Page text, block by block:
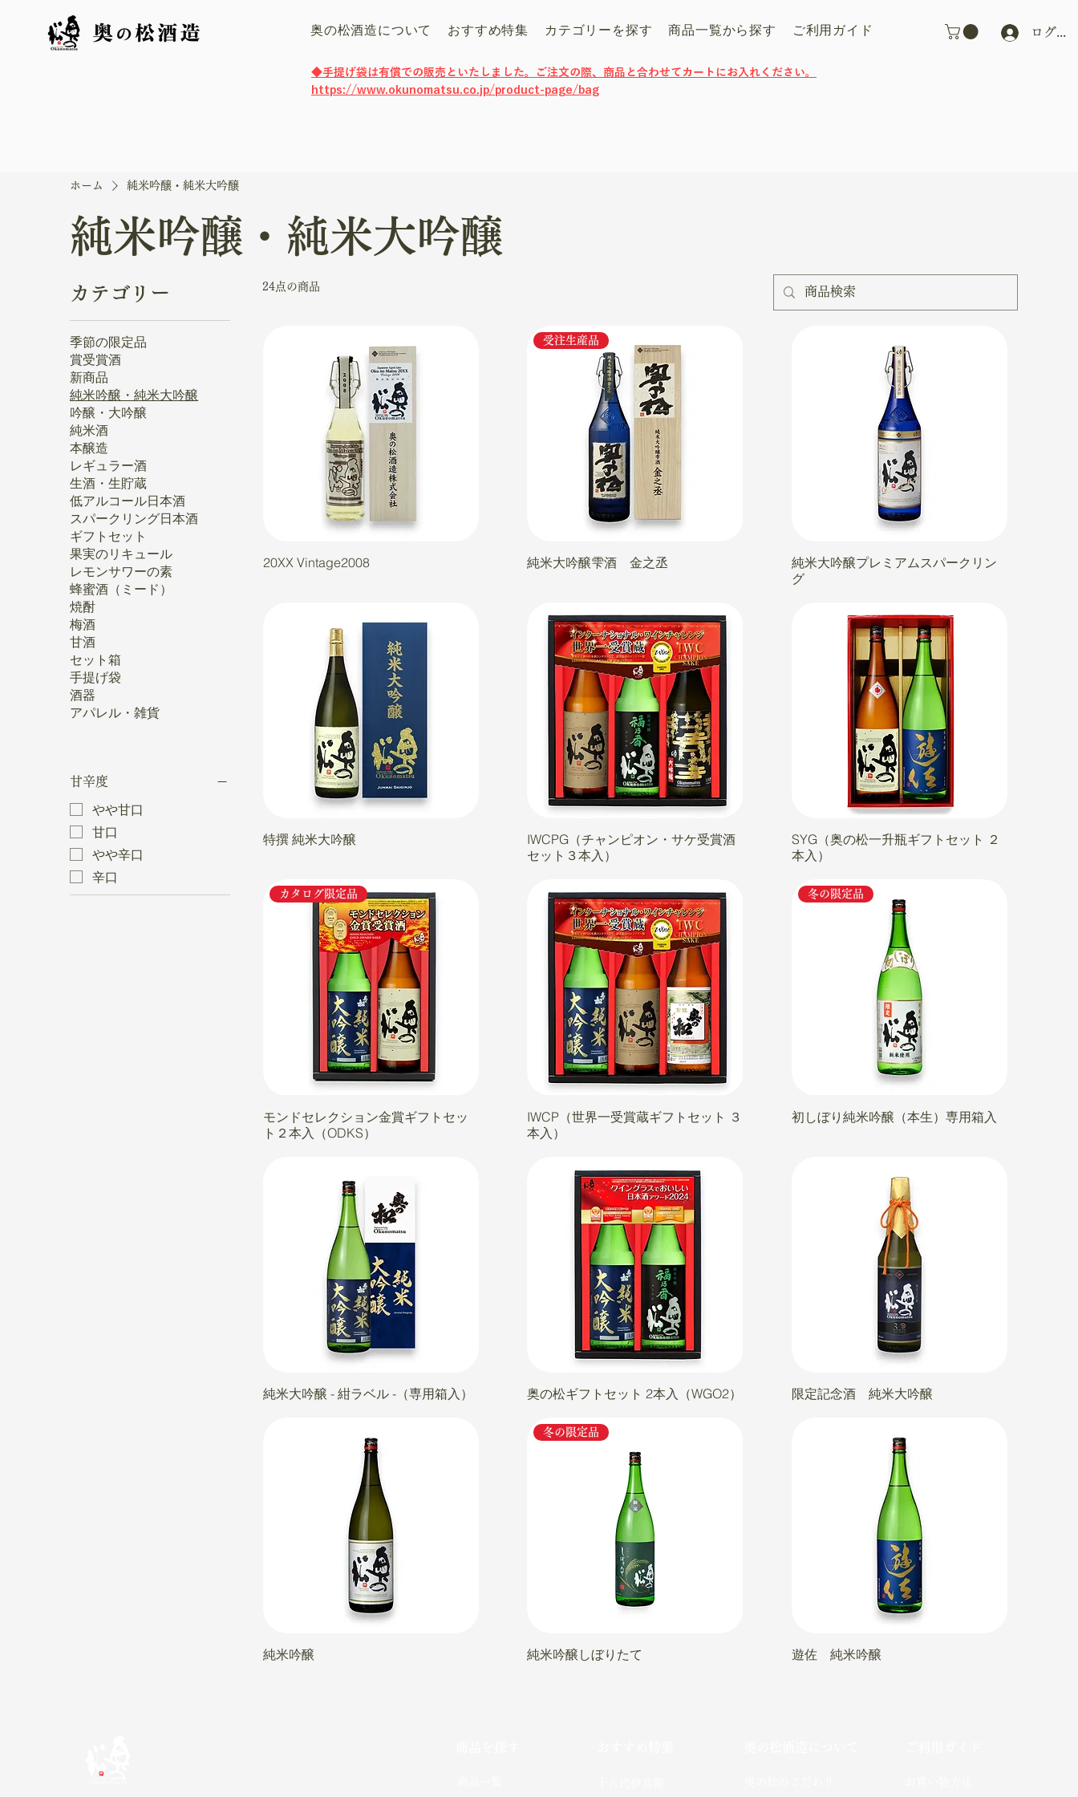
奥の松酒造について おすすめ特集 カテゴリーを探す 商品一覧から探す ご利用ガイド
​◆手提げ袋は有償での販売といたしました。ご注文の際、商品と合わせてカートにお入れください。
https://www.okunomatsu.co.jp/product-page/bag
ログイ
ホーム 純米吟醸・純米大吟醸
純米吟醸・純米大吟醸
カテゴリー
季節の限定品
賞受賞酒
新商品
純米吟醸・純米大吟醸
吟醸・大吟醸
純米酒
本醸造
レギュラー酒
生酒・生貯蔵
低アルコール日本酒
スパークリング日本酒
ギフトセット
果実のリキュール
レモンサワーの素
蜂蜜酒（ミード）
焼酎
梅酒
甘酒
セット箱
手提げ袋
酒器
アパレル・雑貨
甘辛度
やや甘口
甘口
やや辛口
辛口
24点の商品
20XX Vintage2008
受注生産品
純米大吟醸雫酒 金之丞
純米大吟醸プレミアムスパークリン
グ
特撰 純米大吟醸
IWCPG（チャンピオン・サケ受賞酒
セット３本入）
SYG（奥の松一升瓶ギフトセット ２
本入）
カタログ限定品
モンドセレクション金賞ギフトセッ
ト２本入（ODKS）
IWCP（世界一受賞蔵ギフトセット ３
本入）
冬の限定品
初しぼり純米吟醸（本生）専用箱入
純米大吟醸 - 紺ラベル -（専用箱入） 奥の松ギフトセット 2本入（WGO2） 限定記念酒 純米大吟醸
純米吟醸
冬の限定品
純米吟醸しぼりたて 遊佐 純米吟醸